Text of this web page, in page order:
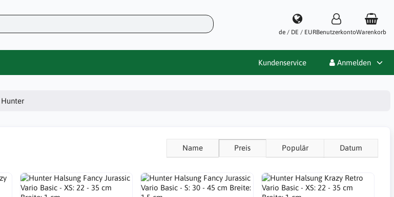
de / DE / EURBenutzerkontoWarenkorb
Kundenservice Anmelden
Hunter
Name Preis Populär Datum